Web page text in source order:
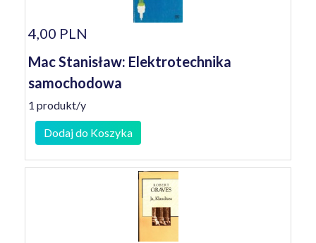
4,00 PLN
Mac Stanisław: Elektrotechnika
samochodowa
1 produkt/y
Dodaj do Koszyka